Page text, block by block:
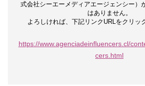
式会社シーエーメディアエージェンシー）
はありません。
よろしければ、下記リンクURLをクリッ
https://www.agenciadeinfluencers.cl/
cers.html